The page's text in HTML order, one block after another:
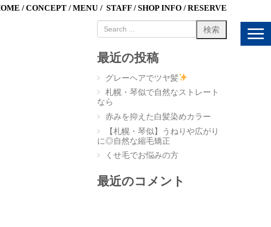
/CONCEPT /MENU / STAFF /SHOP INFO /RESERVE
N
最近の投稿
グレーヘアでツヤ髪
札幌・琴似で自然なストレート
なら
赤みを抑えた白髪染めカラー
【札幌・琴似】うねりや広がり
に◎自然な縮毛矯正
くせ毛でお悩みの方
最近のコメント